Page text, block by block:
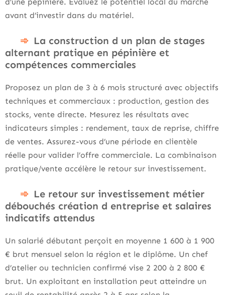
avant d’investir dans du matériel.
La construction d un plan de stages
alternant pratique en pépinière et
compétences commerciales
Proposez un plan de 3 à 6 mois structuré avec objectifs
techniques et commerciaux : production, gestion des
stocks, vente directe. Mesurez les résultats avec
indicateurs simples : rendement, taux de reprise, chiffre
de ventes. Assurez-vous d’une période en clientèle
réelle pour valider l’offre commerciale. La combinaison
pratique/vente accélère le retour sur investissement.
Le retour sur investissement métier
débouchés création d entreprise et salaires
indicatifs attendus
Un salarié débutant perçoit en moyenne 1 600 à 1 900
€ brut mensuel selon la région et le diplôme. Un chef
d’atelier ou technicien confirmé vise 2 200 à 2 800 €
brut. Un exploitant en installation peut atteindre un